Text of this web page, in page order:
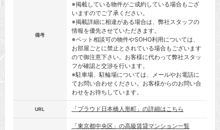
備考
※掲載している物件がご成約している場合もござ
いますのでご了承ください。
※掲載詳細に相違がある場合は、弊社スタッフの
情報を優先させていただきます。
※ペット相談可の物件やSOHO利用については、
お部屋ごとに禁止とされている場合もございます
ので御注意下さい。お客様に代わって弊社スタッ
フが確認と交渉を行います。
※駐車場、駐輪場については、メールやお電話に
てお問い合わせください。お客様からのお問い合
わせをお待ちしています。
URL 「プラウド日本橋人形町」の詳細はこちら
「東京都中央区」の高級賃貸マンション一覧